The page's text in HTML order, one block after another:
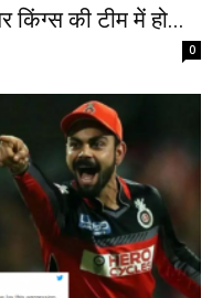
की टीम में हो...
0